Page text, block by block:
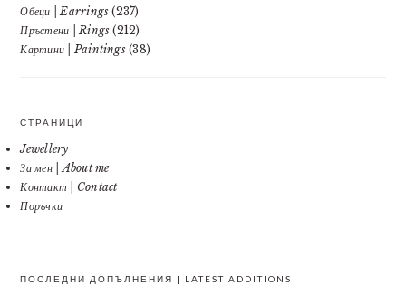
Обеци | Earrings (237)
Пръстени | Rings (212)
Картини | Paintings(38)
СТРАНИЦИ
Jewellery
За мен | About me
Контакт | Contact
Поръчки
ПОСЛЕДНИ ДОПЪЛНЕНИЯ | LATEST ADDITIONS